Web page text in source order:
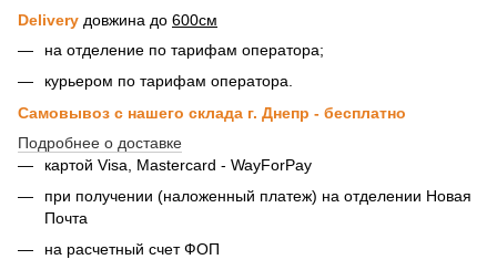
Delivery довжина до 600см
на отделение по тарифам оператора;
курьером по тарифам оператора.
Самовывоз с нашего склада г. Днепр - бесплатно
Подробнее о доставке
картой Visa, Mastercard - WayForPay
при получении (наложенный платеж) на отделении Новая
Почта
на расчетный счет ФОП